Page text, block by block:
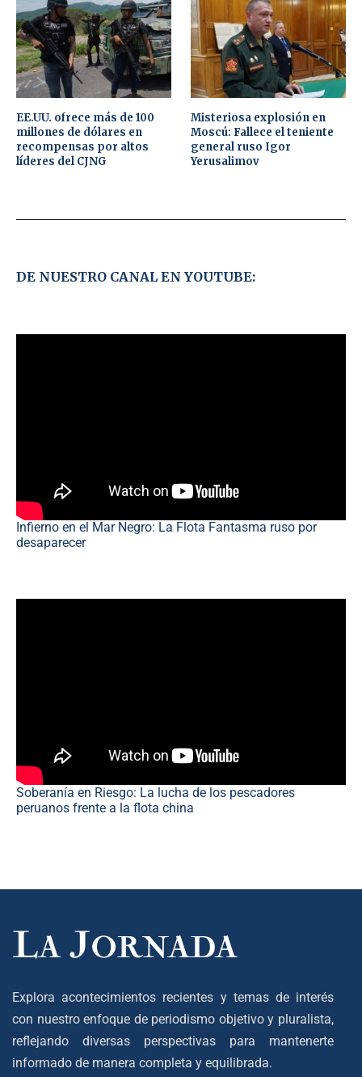
EE.UU. ofrece más de 100
millones de dólares en
recompensas por altos
líderes del CJNG
Misteriosa explosión en
Moscú: Fallece el teniente
general ruso Igor
Yerusalimov
DE NUESTRO CANAL EN YOUTUBE:
Infierno en el Mar Negro: La Flota Fantasma ruso por
desaparecer
Soberanía en Riesgo: La lucha de los pescadores
peruanos frente a la flota china
Explora acontecimientos recientes y temas de interés
con nuestro enfoque de periodismo objetivo y pluralista,
reflejando diversas perspectivas para mantenerte
informado de manera completa y equilibrada.